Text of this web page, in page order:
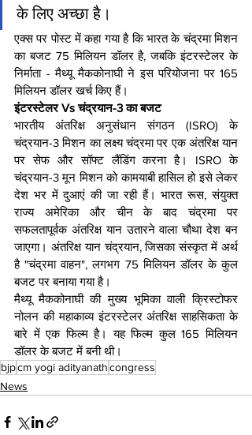
के लिए अच्छा है।
एक्स पर पोस्ट में कहा गया है कि भारत के चंद्रमा मिशन
का बजट 75 मिलियन डॉलर है, जबकि इंटरस्टेलर के
निर्माता - मैथ्यू मैककोनाघी ने इस परियोजना पर 165
मिलियन डॉलर खर्च किए हैं।
इंटरस्टेलर Vs चंद्रयान-3 का बजट
भारतीय अंतरिक्ष अनुसंधान संगठन (ISRO) के
चंद्रयान-3 मिशन का लक्ष्य चंद्रमा पर एक अंतरिक्ष यान
पर सेफ और सॉफ्ट लैंडिंग करना है। ISRO के
चंद्रयान-3 मून मिशन को कामयाबी हासिल हो इसे लेकर
देश भर में दुआएं की जा रही हैं। भारत रूस, संयुक्त
राज्य अमेरिका और चीन के बाद चंद्रमा पर
सफलतापूर्वक अंतरिक्ष यान उतारने वाला चौथा देश बन
जाएगा। अंतरिक्ष यान चंद्रयान, जिसका संस्कृत में अर्थ
है "चंद्रमा वाहन", लगभग 75 मिलियन डॉलर के कुल
बजट पर बनाया गया है।
मैथ्यू मैककोनाघी की मुख्य भूमिका वाली क्रिस्टोफर
नोलन की महाकाव्य इंटरस्टेलर अंतरिक्ष साहसिकता के
बारे में एक फिल्म है। यह फिल्म कुल 165 मिलियन
डॉलर के बजट में बनी थी।
bjpcm yogi adityanathcongress
News